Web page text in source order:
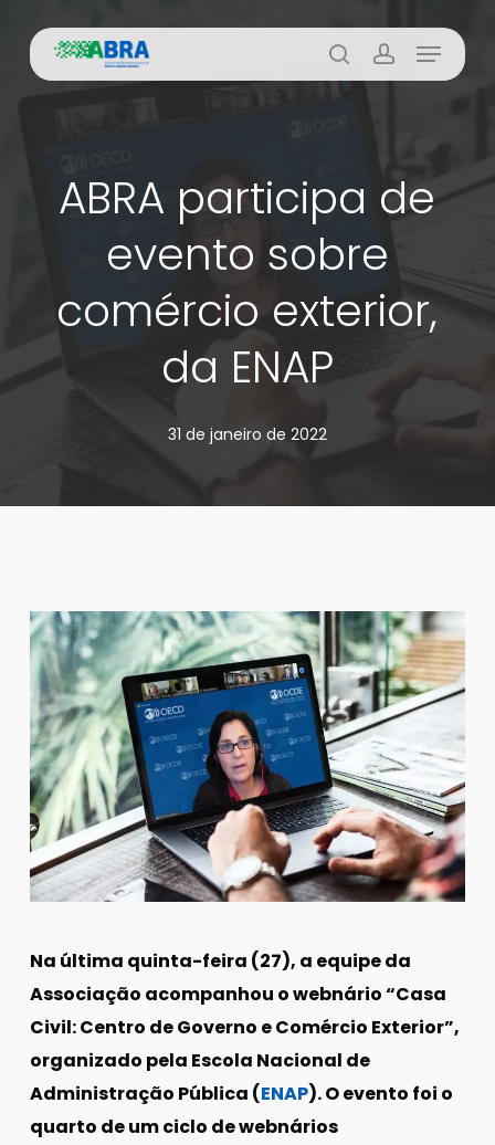
main
buscaaccount
Menu
ABRA participa de
evento sobre
comércio exterior,
da ENAP
31 de janeiro de 2022
Na última quinta-feira (27), a equipe da
Associação acompanhou o webnário “Casa
Civil: Centro de Governo e Comércio Exterior”,
organizado pela Escola Nacional de
Administração Pública (ENAP). O evento foi o
quarto de um ciclo de webnários